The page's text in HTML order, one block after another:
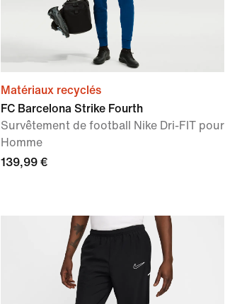
Matériaux recyclés
FC Barcelona Strike Fourth
Survêtement de football Nike Dri-FIT pour
Homme
139,99 €